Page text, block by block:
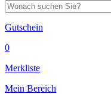
Gutschein
0
Merkliste
Mein Bereich